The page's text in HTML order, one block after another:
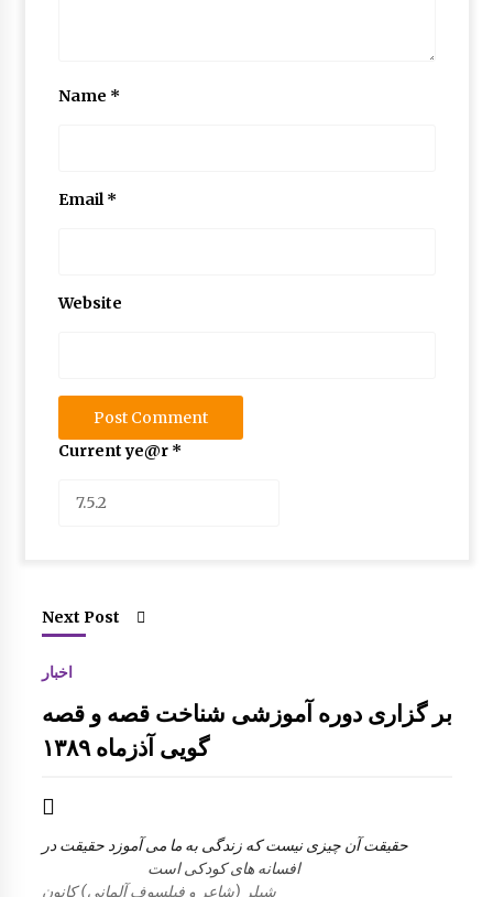
Name *
Email*
Website
Current ye@r *
Next Post
اخبار
بر گزاری دوره آموزشی شناخت قصه و قصه
گویی آذزماه ۱۳۸۹
حقیقت آن چیزی نیست که زندگی به ما می آموزد حقیقت در
افسانه های کودکی است
شیلر (شاعر و فیلسوف آلمانی) کانون